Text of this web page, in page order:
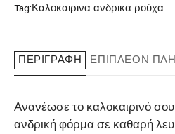
Tag:Καλοκαιρινα ανδρικα ρούχα
ΠΕΡΙΓΡΑΦΉ ΕΠΙΠΛΈΟΝ
Ανανέωσε το καλοκαιρινό
ανδρική φόρμα σε καθαρή